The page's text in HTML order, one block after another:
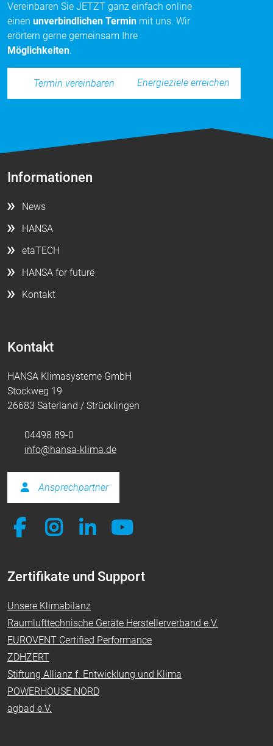
Vereinbaren Sie JETZT ganz einfach online
einen unverbindlichen Termin mit uns. Wir
erörtern gerne gemeinsam Ihre
Möglichkeiten.
Termin vereinbaren Energieziele erreichen
Informationen
News
HANSA
etaTECH
HANSA for future
Kontakt
Kontakt
HANSA Klimasysteme GmbH
Stockweg 19
26683 Saterland / Strücklingen
04498 89-0
info@hansa-klima.de
Ansprechpartner
Zertifikate und Support
Unsere Klimabilanz
Raumlufttechnische Geräte Herstellerverband e.V.
EUROVENT Certified Performance
ZDHZERT
Stiftung Allianz f. Entwicklung und Klima
POWERHOUSE NORD
agbad e.V.